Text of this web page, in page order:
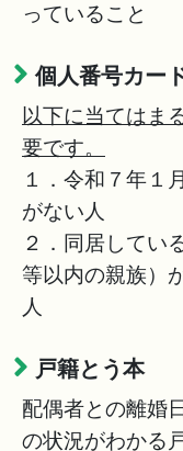
っていること
個人番号カー
以下に当てはま
要です。
１．令和７年１
がない人
２．同居してい
等以内の親族）
戸籍とう本
配偶者との離婚
の状況がわかる